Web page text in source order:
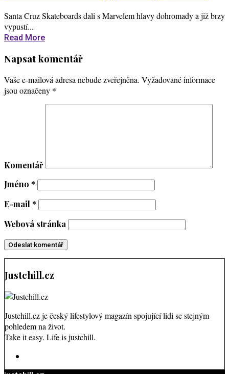
Santa Cruz Skateboards dali s Marvelem hlavy dohromady a již brzy
vypustí...
Read More
Napsat komentář
Vaše e-mailová adresa nebude zveřejněna. Vyžadované informace
jsou označeny *
Komentář
Jméno *
E-mail*
Webová stránka
Justchill.cz
Justchill.cz je český lifestylový magazín spojující lidi se stejným
pohledem na život.
Take it easy. Life is justchill.